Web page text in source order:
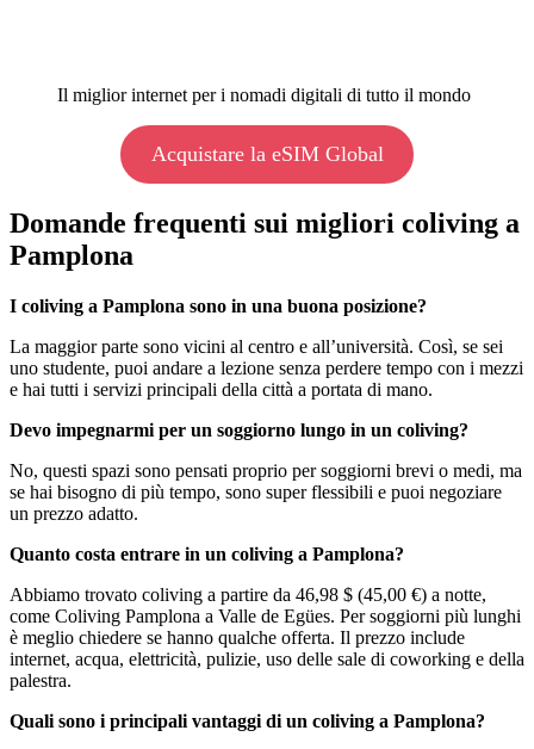
Il miglior internet per i nomadi digitali di tutto il mondo
Acquistare la eSIM Global
Domande frequenti sui migliori coliving a
Pamplona
I coliving a Pamplona sono in una buona posizione?
La maggior parte sono vicini al centro e all’università. Così, se sei
uno studente, puoi andare a lezione senza perdere tempo con i mezzi
e hai tutti i servizi principali della città a portata di mano.
Devo impegnarmi per un soggiorno lungo in un coliving?
No, questi spazi sono pensati proprio per soggiorni brevi o medi, ma
se hai bisogno di più tempo, sono super flessibili e puoi negoziare
un prezzo adatto.
Quanto costa entrare in un coliving a Pamplona?
Abbiamo trovato coliving a partire da 46,98 $ (45,00 €) a notte,
come Coliving Pamplona a Valle de Egües. Per soggiorni più lunghi
è meglio chiedere se hanno qualche offerta. Il prezzo include
internet, acqua, elettricità, pulizie, uso delle sale di coworking e della
palestra.
Quali sono i principali vantaggi di un coliving a Pamplona?